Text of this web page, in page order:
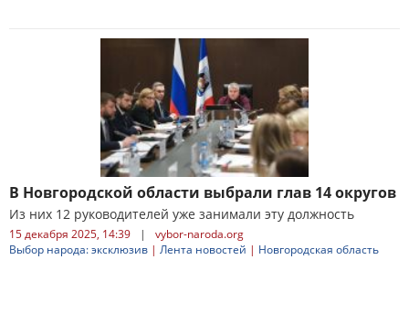
В Новгородской области выбрали глав 14 округов
Из них 12 руководителей уже занимали эту должность
15 декабря 2025, 14:39 |
vybor-naroda.org
Выбор народа: эксклюзив | Лента новостей | Новгородская область